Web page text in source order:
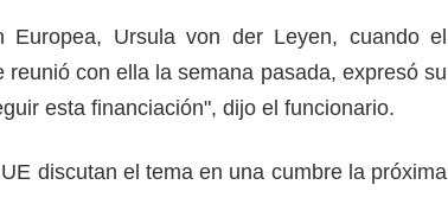
Europea, Ursula von der Leyen, cuando el
con ella la semana pasada, expresó su
esta financiación", dijo el funcionario.
discutan el tema en una cumbre la próxima